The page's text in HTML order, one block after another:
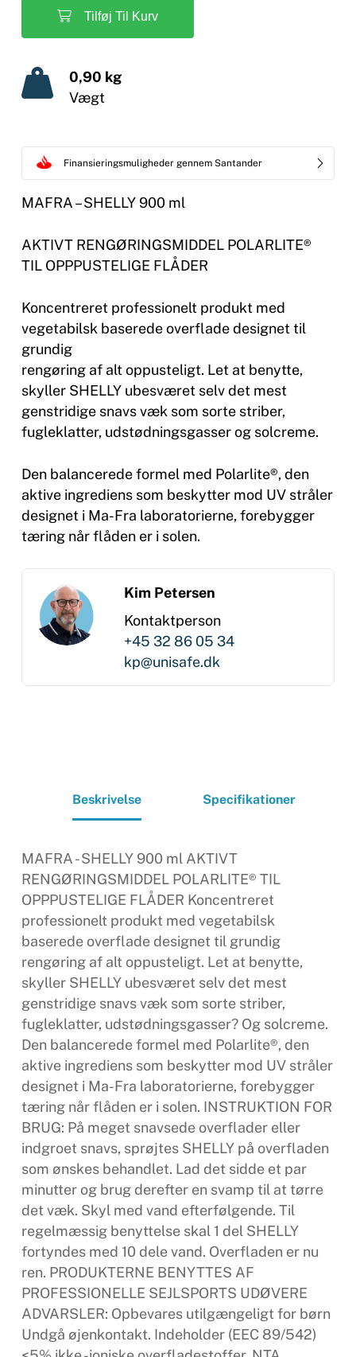
Tilføj Til Kurv
0,90 kg
Vægt
Finansieringsmuligheder gennem Santander
MAFRA – SHELLY 900 ml
AKTIVT RENGØRINGSMIDDEL POLARLITE®
TIL OPPPUSTELIGE FLÅDER
Koncentreret professionelt produkt med
vegetabilsk baserede overflade designet til
grundig
rengøring af alt oppusteligt. Let at benytte,
skyller SHELLY ubesværet selv det mest
genstridige snavs væk som sorte striber,
fugleklatter, udstødningsgasser og solcreme.
Den balancerede formel med Polarlite®, den
aktive ingrediens som beskytter mod UV stråler
designet i Ma-Fra laboratorierne, forebygger
tæring når flåden er i solen.
Kim Petersen
Kontaktperson
+45 32 86 05 34
kp@unisafe.dk
Beskrivelse Specifikationer
MAFRA - SHELLY 900 ml AKTIVT
RENGØRINGSMIDDEL POLARLITE® TIL
OPPPUSTELIGE FLÅDER Koncentreret
professionelt produkt med vegetabilsk
baserede overflade designet til grundig
rengøring af alt oppusteligt. Let at benytte,
skyller SHELLY ubesværet selv det mest
genstridige snavs væk som sorte striber,
fugleklatter, udstødningsgasser? Og solcreme.
Den balancerede formel med Polarlite®, den
aktive ingrediens som beskytter mod UV stråler
designet i Ma-Fra laboratorierne, forebygger
tæring når flåden er i solen. INSTRUKTION FOR
BRUG: På meget snavsede overflader eller
indgroet snavs, sprøjtes SHELLY på overfladen
som ønskes behandlet. Lad det sidde et par
minutter og brug derefter en svamp til at tørre
det væk. Skyl med vand efterfølgende. Til
regelmæssig benyttelse skal 1 del SHELLY
fortyndes med 10 dele vand. Overfladen er nu
ren. PRODUKTERNE BENYTTES AF
PROFESSIONELLE SEJLSPORTS UDØVERE
ADVARSLER: Opbevares utilgængeligt for børn
Undgå øjenkontakt. Indeholder (EEC 89/542)